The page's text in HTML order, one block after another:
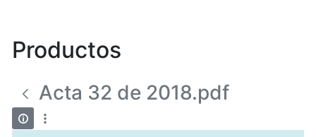
Productos
Acta 32 de 2018.pdf